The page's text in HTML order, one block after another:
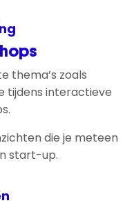
thema’s zoals
tijdens interactieve
die je meteen
start-up.